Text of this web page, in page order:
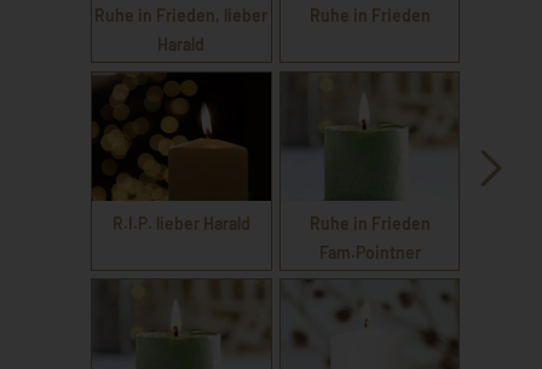
Ruhe in Frieden, lieber
Harald
Ruhe in Frieden
R.I.P. lieber Harald
Ruhe in Frieden
Fam.Pointner